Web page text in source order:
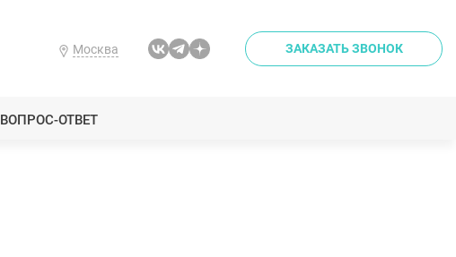
Москва ЗАКАЗАТЬ ЗВОНОК
ВОПРОС-ОТВЕТ